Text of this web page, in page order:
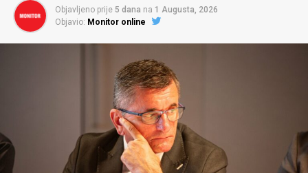
Objavljeno prije 5 dana na 1 Augusta, 2026
Objavio: Monitor online